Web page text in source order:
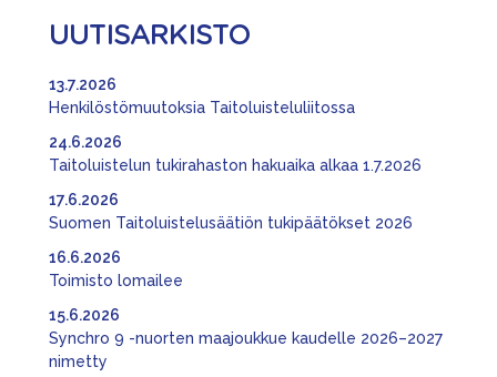
UUTISARKISTO
Henkilöstömuutoksia Taitoluisteluliitossa
13.7.2026
Taitoluistelun tukirahaston hakuaika alkaa 1.7.2026
24.6.2026
Suomen Taitoluistelusäätiön tukipäätökset 2026
17.6.2026
Toimisto lomailee
16.6.2026
Synchro 9 -nuorten maajoukkue kaudelle 2026–2027
nimetty
15.6.2026